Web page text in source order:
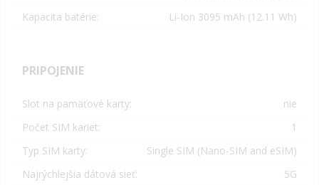
Kapacita batérie:
Li-Ion 3095 mAh (12.11 Wh)
PRIPOJENIE
Slot na pamäťové karty:
nie
Počet SIM kariet:
1
Typ SIM karty:
Single SIM (Nano-SIM and eSIM)
Najrýchlejšia dátová sieť:
5G